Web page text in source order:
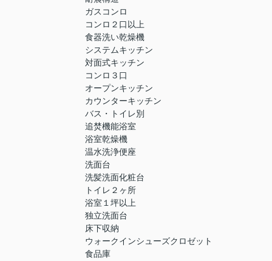
ガスコンロ
コンロ２口以上
食器洗い乾燥機
システムキッチン
対面式キッチン
コンロ３口
オープンキッチン
カウンターキッチン
バス・トイレ別
追焚機能浴室
浴室乾燥機
温水洗浄便座
洗面台
洗髪洗面化粧台
トイレ２ヶ所
浴室１坪以上
独立洗面台
床下収納
ウォークインシューズクロゼット
食品庫